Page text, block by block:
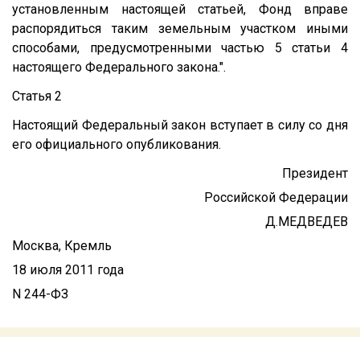
установленным настоящей статьей, Фонд вправе
распорядиться таким земельным участком иными
способами, предусмотренными частью 5 статьи 4
настоящего Федерального закона.".
Статья 2
Настоящий Федеральный закон вступает в силу со дня
его официального опубликования.
Президент
Российской Федерации
Д.МЕДВЕДЕВ
Москва, Кремль
18 июля 2011 года
N 244-ФЗ